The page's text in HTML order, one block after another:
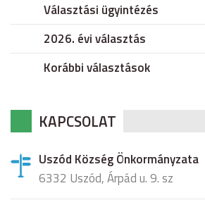
Választási ügyintézés
2026. évi választás
Korábbi választások
KAPCSOLAT
Uszód Község Önkormányzata
6332 Uszód, Árpád u. 9. sz